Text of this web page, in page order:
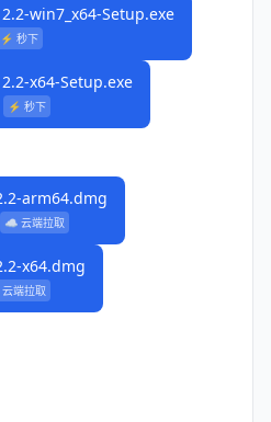
win7_x64-Setup.exe
⚡️ 秒下
x64-Setup.exe
⚡️ 秒下
arm64.dmg
☁️ 云端拉取
x64.dmg
端拉取